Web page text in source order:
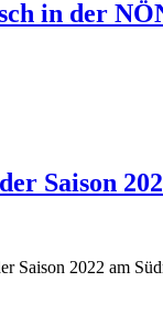
in der
Saison
2022 am